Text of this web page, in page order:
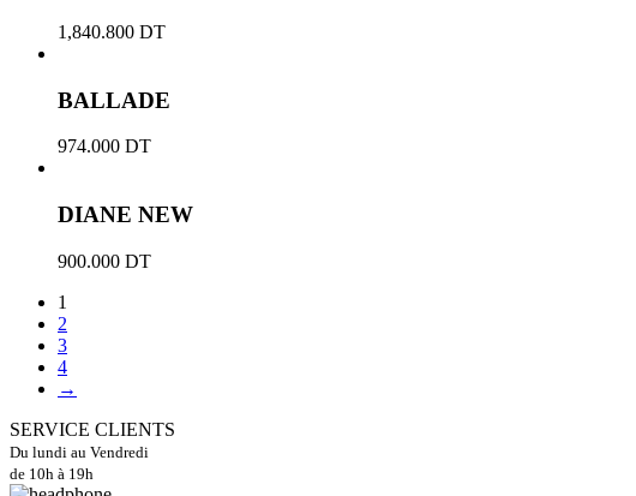
1,840.800 DT
BALLADE
974.000 DT
DIANE NEW
900.000 DT
1
2
3
4
→
SERVICE CLIENTS
Du lundi au Vendredi
de 10h à 19h